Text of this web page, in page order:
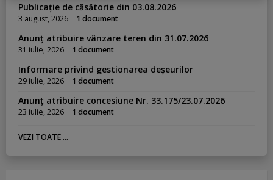
Publicație de căsătorie din 03.08.2026
3 august, 2026 1 document
Anunț atribuire vânzare teren din 31.07.2026
31 iulie, 2026 1 document
Informare privind gestionarea deșeurilor
29 iulie, 2026 1 document
Anunț atribuire concesiune Nr. 33.175/23.07.2026
23 iulie, 2026 1 document
VEZI TOATE ...